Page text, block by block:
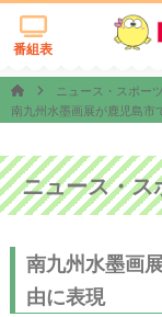
番組表
ニュース・スポーツ
南九州水墨画展が鹿児島
ニュース・ス
南九州水墨画
由に表現